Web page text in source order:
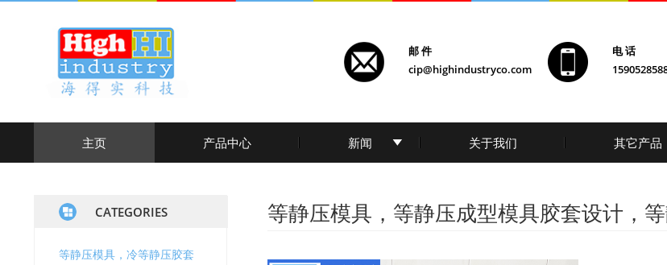
邮 件
cip@highindustryco.com
电 话
主页 产品中心 新闻 关于我们 其它产品
CATEGORIES
等静压模具，冷等静压胶套
等静压模具，等静压成型模具胶套设计，